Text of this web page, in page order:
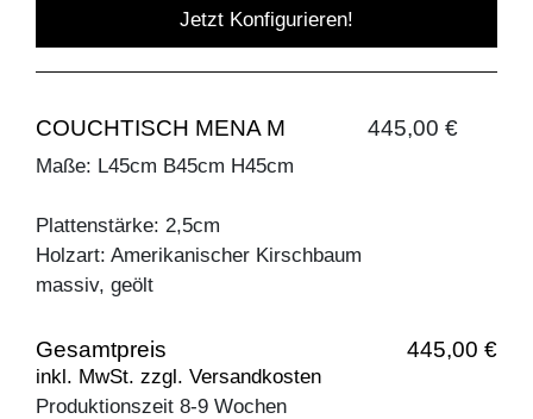
Jetzt Konfigurieren!
COUCHTISCH MENA M 445,00 €
Maße: L45cm B45cm H45cm
Plattenstärke: 2,5cm
Holzart: Amerikanischer Kirschbaum
massiv, geölt
Gesamtpreis 445,00 €
inkl. MwSt. zzgl. Versandkosten
Produktionszeit 8-9 Wochen